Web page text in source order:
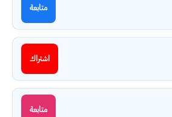
متابعة
اشتراك
متابعة